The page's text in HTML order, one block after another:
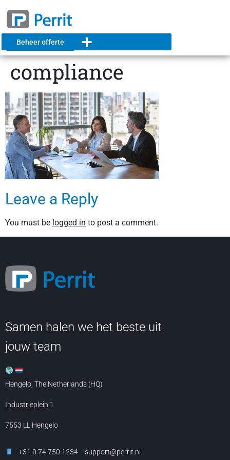
Beheer offerte
compliance
Leave a Reply
You must be logged in to post a comment.
Samen halen we het beste uit
jouw team
Hengelo, The Netherlands (HQ)
Industrieplein 1
7553 LL Hengelo
+31 0 74 750 1234 support@perrit.nl